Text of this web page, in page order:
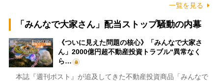
一覧を見る
「みんなで大家さん」配当ストップ騒動の内幕
《ついに見えた問題の核心》「みんなで大家さ
ん」2000億円超不動産投資トラブル“異常なく
ら…
本誌『週刊ポスト』が追及してきた不動産投資商品「みんなで